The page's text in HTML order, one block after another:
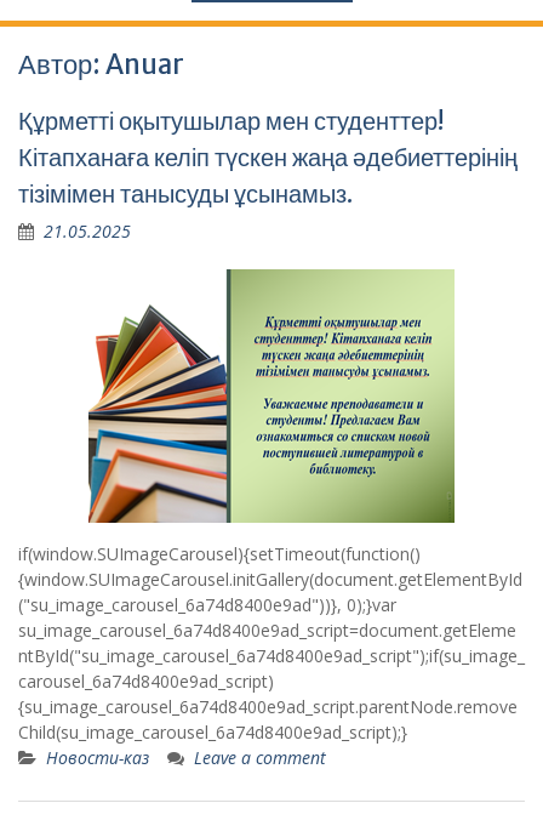
Автор: Anuar
Құрметті оқытушылар мен студенттер!
Кітапханаға келіп түскен жаңа әдебиеттерінің
тізімімен танысуды ұсынамыз.
21.05.2025
if(window.SUImageCarousel){setTimeout(function()
{window.SUImageCarousel.initGallery(document.getElementById
("su_image_carousel_6a74d8400e9ad"))}, 0);}var
su_image_carousel_6a74d8400e9ad_script=document.getEleme
ntById("su_image_carousel_6a74d8400e9ad_script");if(su_image_
carousel_6a74d8400e9ad_script)
{su_image_carousel_6a74d8400e9ad_script.parentNode.remove
Child(su_image_carousel_6a74d8400e9ad_script);}
Новости-каз
Leave a comment